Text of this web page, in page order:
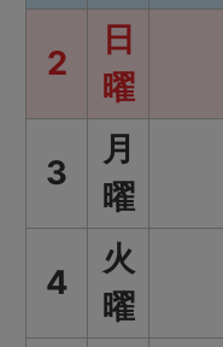
2
日
曜
3
月
曜
4
火
曜